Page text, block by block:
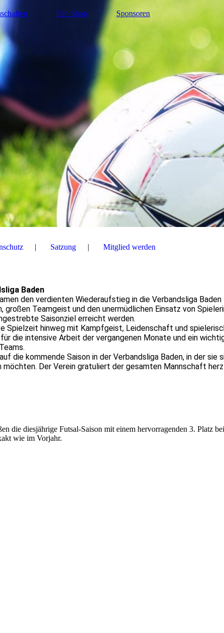
Fan Shop Sponsoren
Satzung Mitglied werden
Baden
den verdienten Wiederaufstieg in die Verbandsliga Baden
Teamgeist und den unermüdlichen Einsatz von
Saisonziel erreicht werden.
Spielzeit hinweg mit Kampfgeist, Leidenschaft und
die intensive Arbeit der vergangenen Monate und ein
die kommende Saison in der Verbandsliga Baden, in der sie
möchten. Der Verein gratuliert der gesamten Mannschaft
die diesjährige Futsal-Saison mit einem hervorragenden 3. Platz
wie im Vorjahr.